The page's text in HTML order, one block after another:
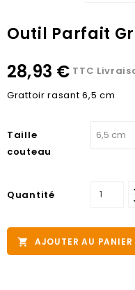
Outil Parfait
28,93 € TTC
Grattoir rasant 6,5 cm
Taille
couteau
Quantité
 AJOUTER AU PANIER